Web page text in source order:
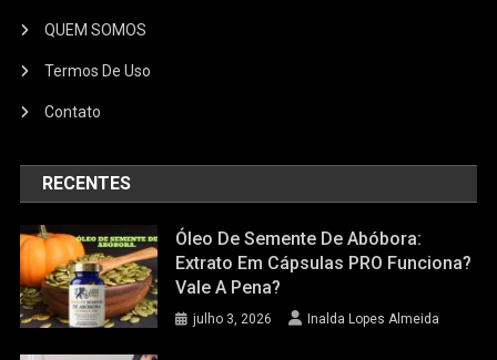
QUEM SOMOS
Termos De Uso
Contato
RECENTES
Óleo De Semente De Abóbora:
Extrato Em Cápsulas PRO Funciona?
Vale A Pena?
julho 3, 2026 Inalda Lopes Almeida